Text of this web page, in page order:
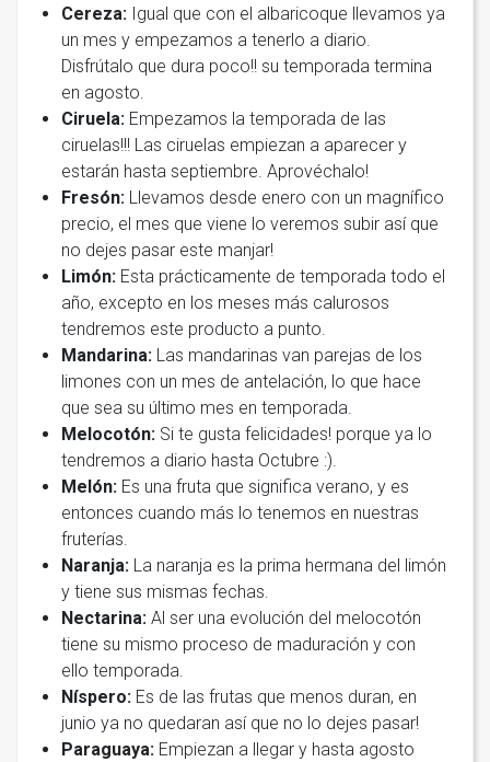
Cereza: Igual que con el albaricoque llevamos ya
un mes y empezamos a tenerlo a diario.
Disfrútalo que dura poco!! su temporada termina
en agosto.
Ciruela: Empezamos la temporada de las
ciruelas!!! Las ciruelas empiezan a aparecer y
estarán hasta septiembre. Aprovéchalo!
Fresón: Llevamos desde enero con un magnífico
precio, el mes que viene lo veremos subir así que
no dejes pasar este manjar!
Limón: Esta prácticamente de temporada todo el
año, excepto en los meses más calurosos
tendremos este producto a punto.
Mandarina: Las mandarinas van parejas de los
limones con un mes de antelación, lo que hace
que sea su último mes en temporada.
Melocotón: Si te gusta felicidades! porque ya lo
tendremos a diario hasta Octubre :).
Melón: Es una fruta que significa verano, y es
entonces cuando más lo tenemos en nuestras
fruterías.
Naranja: La naranja es la prima hermana del limón
y tiene sus mismas fechas.
Nectarina: Al ser una evolución del melocotón
tiene su mismo proceso de maduración y con
ello temporada.
Níspero: Es de las frutas que menos duran, en
junio ya no quedaran así que no lo dejes pasar!
Paraguaya: Empiezan a llegar y hasta agosto